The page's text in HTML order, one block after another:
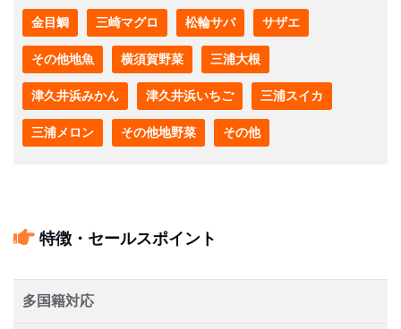
金目鯛 三崎マグロ 松輪サバ サザエ
その他地魚 横須賀野菜 三浦大根
津久井浜みかん 津久井浜いちご 三浦スイカ
三浦メロン その他地野菜 その他
特徴・セールスポイント
多国籍対応